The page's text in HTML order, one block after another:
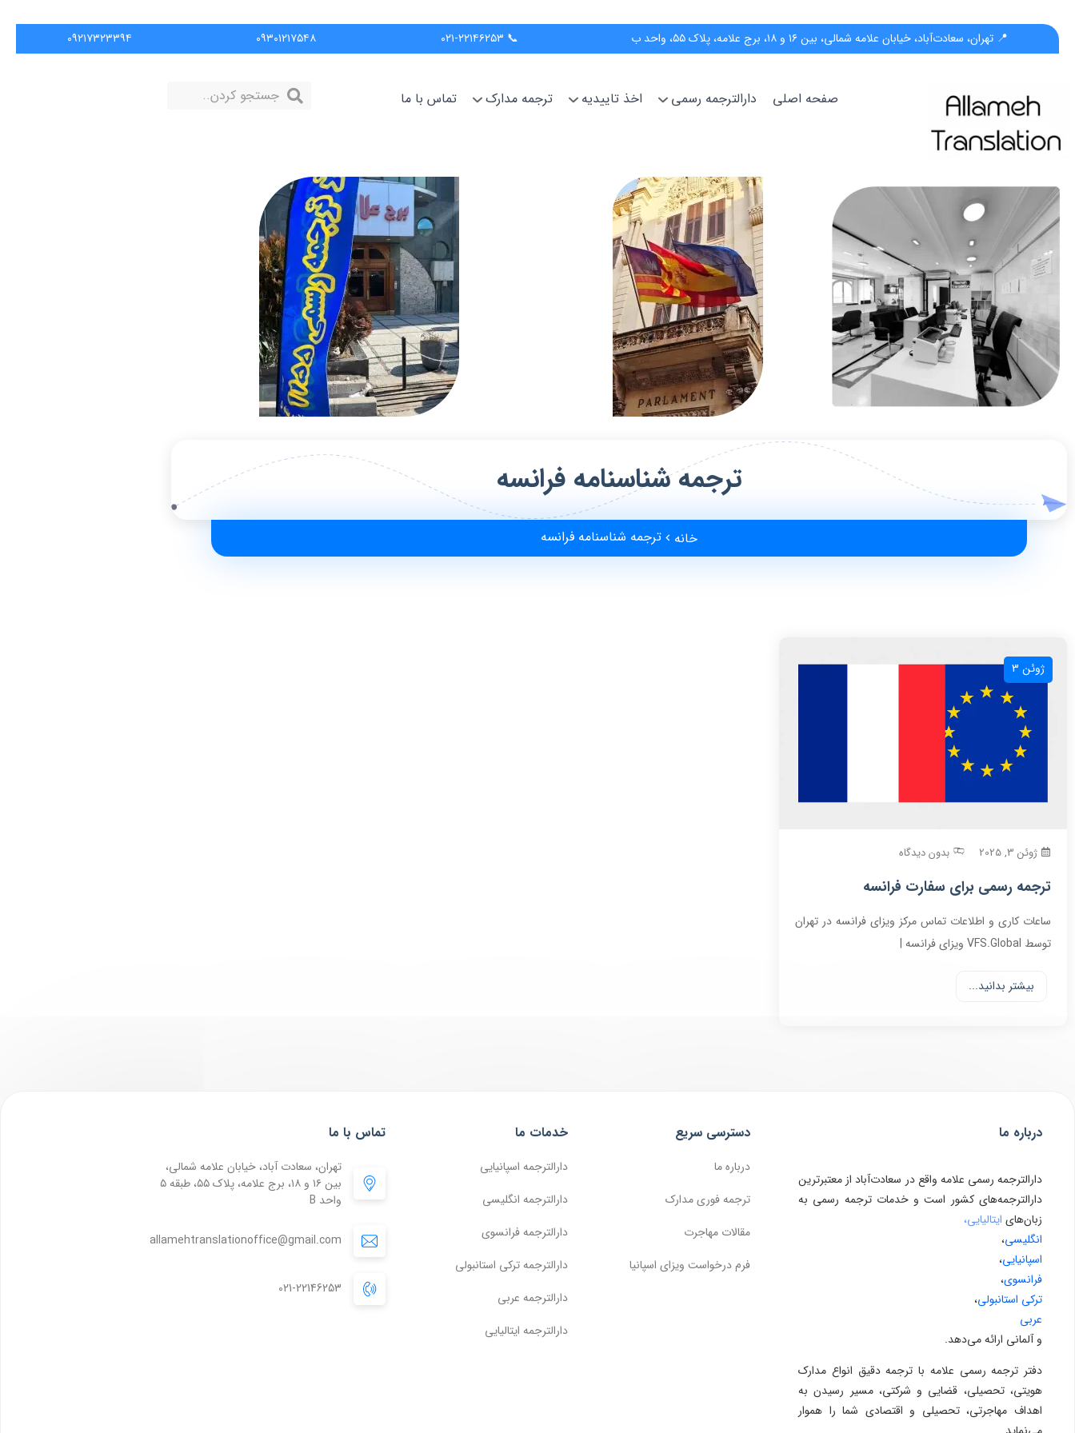
📍 تهران، سعادت‌آباد، خیابان علامه شمالی، بین ۱۶ و ۱۸، برج علامه، پلاک ۵۵، واحد ب 📞 ۰۲۱-۲۲۱۴۶۲۵۳ ۰۹۳۰۱۲۱۷۵۴۸ ۰۹۲۱۷۳۲۳۳۹۴
صفحه اصلی دارالترجمه رسمی اخذ تاییدیه ترجمه مدارک تماس با ما
ترجمه شناسنامه فرانسه
خانه ترجمه شناسنامه فرانسه
ژوئن 3
ژوئن 3, 2025 بدون دیدگاه
ترجمه رسمی برای سفارت فرانسه
ساعات کاری و اطلاعات تماس مرکز ویزای فرانسه در تهران
توسط VFS.Global ویزای فرانسه |
بیشتر بدانید...
درباره ما
دارالترجمه رسمی علامه واقع در سعادت‌آباد از معتبرترین
دارالترجمه‌های کشور است و خدمات ترجمه رسمی به
زبان‌های ایتالیایی،
انگلیسی،
اسپانیایی،
فرانسوی،
ترکی استانبولی،
عربی
و آلمانی ارائه می‌دهد.
دفتر ترجمه رسمی علامه با ترجمه دقیق انواع مدارک
هویتی، تحصیلی، قضایی و شرکتی، مسیر رسیدن به
اهداف مهاجرتی، تحصیلی و اقتصادی شما را هموار
دسترسی سریع
درباره ما
ترجمه فوری مدارک
مقالات مهاجرت
فرم درخواست ویزای اسپانیا
خدمات ما
دارالترجمه اسپانیایی
دارالترجمه انگلیسی
دارالترجمه فرانسوی
دارالترجمه ترکی استانبولی
دارالترجمه عربی
دارالترجمه ایتالیایی
تماس با ما
تهران، سعادت آباد، خیابان علامه شمالی،
بین ۱۶ و ۱۸، برج علامه، پلاک ۵۵، طبقه ۵
واحد B
allamehtranslationoffice@gmail.com
021-22146253